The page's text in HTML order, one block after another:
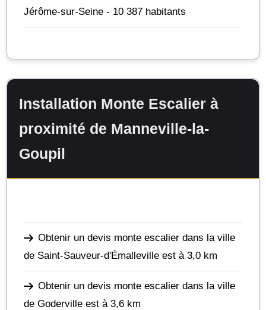
Jérôme-sur-Seine - 10 387 habitants
Installation Monte Escalier à
proximité de Manneville-la-
Goupil
Obtenir un devis monte escalier dans la ville
de Saint-Sauveur-d'Émalleville est à 3,0 km
Obtenir un devis monte escalier dans la ville
de Goderville est à 3,6 km